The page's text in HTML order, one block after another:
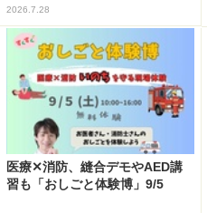
2026.7.28
医療✕消防、縫合デモやAED講
習も「おしごと体験博」9/5